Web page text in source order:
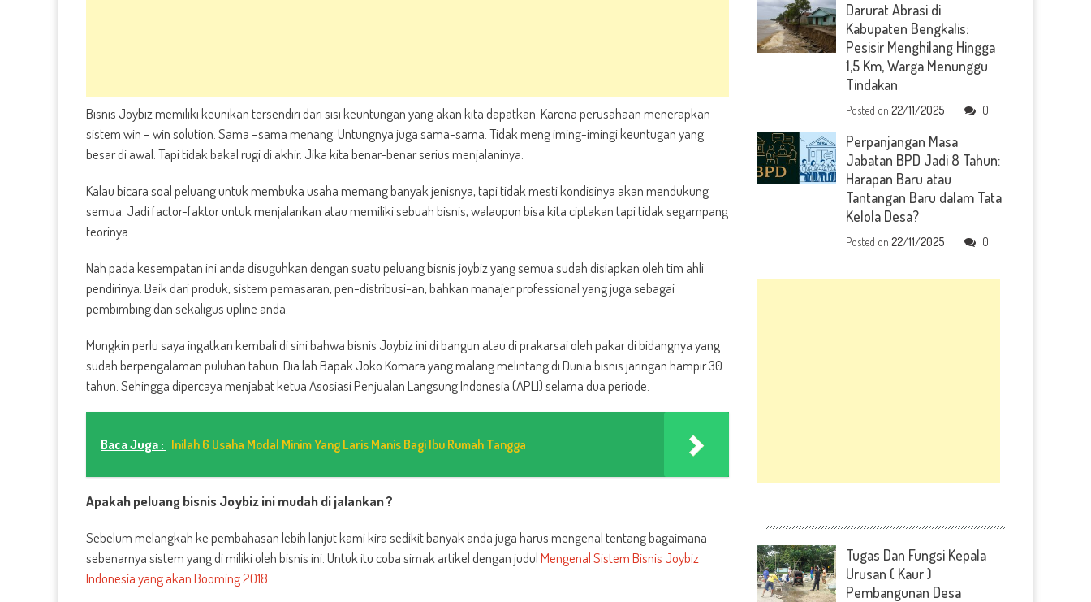
Bisnis Joybiz memiliki keunikan tersendiri dari sisi keuntungan yang akan kita dapatkan. Karena perusahaan menerapkan
sistem win – win solution. Sama –sama menang. Untungnya juga sama-sama. Tidak meng iming-imingi keuntugan yang
besar di awal. Tapi tidak bakal rugi di akhir. Jika kita benar-benar serius menjalaninya.
Kalau bicara soal peluang untuk membuka usaha memang banyak jenisnya, tapi tidak mesti kondisinya akan mendukung
semua. Jadi factor-faktor untuk menjalankan atau memiliki sebuah bisnis, walaupun bisa kita ciptakan tapi tidak segampang
teorinya.
Nah pada kesempatan ini anda disuguhkan dengan suatu peluang bisnis joybiz yang semua sudah disiapkan oleh tim ahli
pendirinya. Baik dari produk, sistem pemasaran, pen-distribusi-an, bahkan manajer professional yang juga sebagai
pembimbing dan sekaligus upline anda.
Mungkin perlu saya ingatkan kembali di sini bahwa bisnis Joybiz ini di bangun atau di prakarsai oleh pakar di bidangnya yang
sudah berpengalaman puluhan tahun. Dia lah Bapak Joko Komara yang malang melintang di Dunia bisnis jaringan hampir 30
tahun. Sehingga dipercaya menjabat ketua Asosiasi Penjualan Langsung Indonesia (APLI) selama dua periode.
Baca Juga : Inilah 6 Usaha Modal Minim Yang Laris Manis Bagi Ibu Rumah Tangga
Apakah peluang bisnis Joybiz ini mudah di jalankan ?
Sebelum melangkah ke pembahasan lebih lanjut kami kira sedikit banyak anda juga harus mengenal tentang bagaimana
sebenarnya sistem yang di miliki oleh bisnis ini. Untuk itu coba simak artikel dengan judulMengenal Sistem Bisnis Joybiz
Indonesia yang akan Booming 2018.
Darurat Abrasi di
Kabupaten Bengkalis:
Pesisir Menghilang Hingga
1,5 Km, Warga Menunggu
Tindakan
Posted on22/11/2025 0
Perpanjangan Masa
Jabatan BPD Jadi 8 Tahun:
Harapan Baru atau
Tantangan Baru dalam Tata
Kelola Desa?
Posted on22/11/2025 0
Tugas Dan Fungsi Kepala
Urusan ( Kaur )
Pembangunan Desa